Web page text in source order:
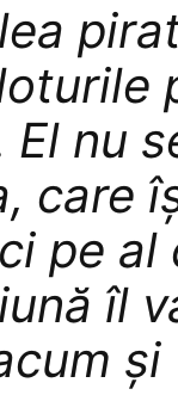
El nu
care
pe al
îl